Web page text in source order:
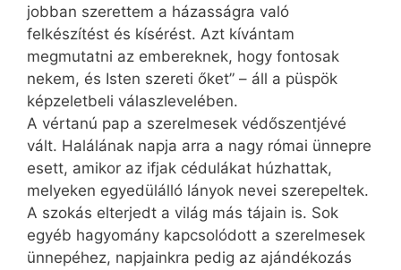
jobban szerettem a házasságra való
felkészítést és kísérést. Azt kívántam
megmutatni az embereknek, hogy fontosak
nekem, és Isten szereti őket” – áll a püspök
képzeletbeli válaszlevelében.
A vértanú pap a szerelmesek védőszentjévé
vált. Halálának napja arra a nagy római ünnepre
esett, amikor az ifjak cédulákat húzhattak,
melyeken egyedülálló lányok nevei szerepeltek.
A szokás elterjedt a világ más tájain is. Sok
egyéb hagyomány kapcsolódott a szerelmesek
ünnepéhez, napjainkra pedig az ajándékozás